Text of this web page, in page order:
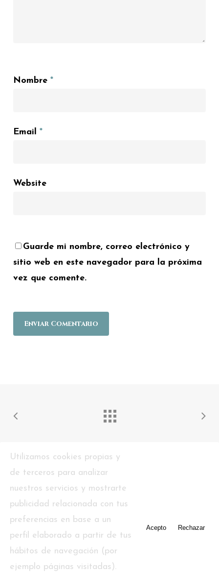
Nombre *
Email *
Website
Guarde mi nombre, correo electrónico y
sitio web en este navegador para la próxima
vez que comente.
twitter facebook pinterest
instagram
Utilizamos cookies propias y
de terceros para analizar
nuestros servicios y mostrarte
publicidad relacionada con tus
preferencias en base a un
perfil elaborado a partir de tus
hábitos de navegación (por
ejemplo páginas visitadas).
Acepto Rechazar